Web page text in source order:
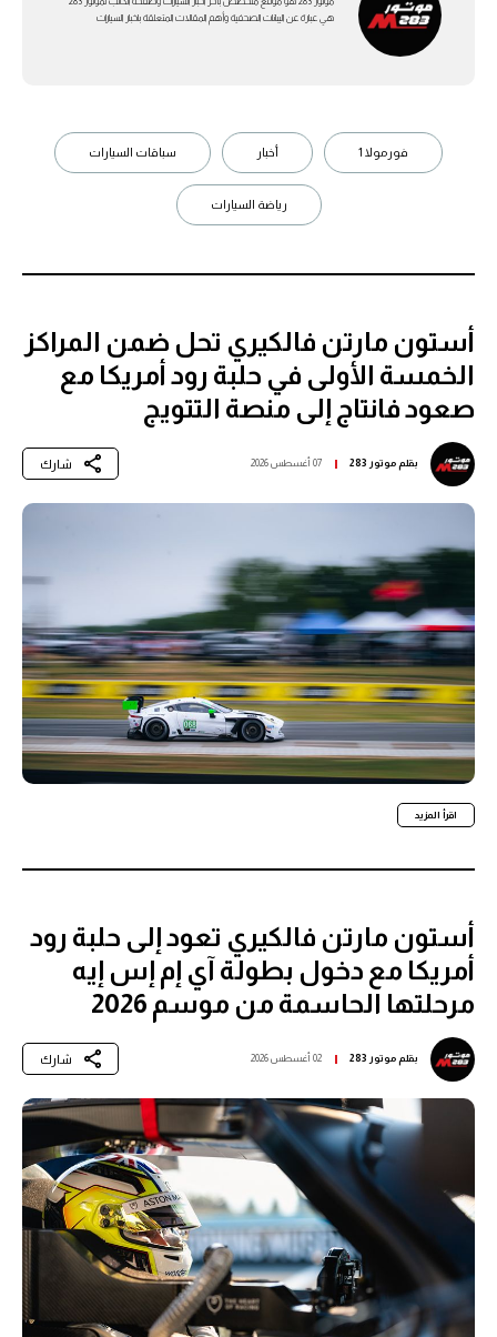
هي عبارة عن اليبانات الصحفية وأهم المقالات المتعلقة باخبار السيارات
فورمولا 1 أخبار سباقات السيارات
رياضة السيارات
أستون مارتن فالكيري تحل ضمن المراكز
الخمسة الأولى في حلبة رود أمريكا مع
صعود فانتاج إلى منصة التتويج
بقلمموتور 283 07 أغسطس 2026 شارك
اقرأ المزيد
أستون مارتن فالكيري تعود إلى حلبة رود
أمريكا مع دخول بطولة آي إم إس إيه
مرحلتها الحاسمة من موسم 2026
بقلمموتور 283 02 أغسطس 2026 شارك